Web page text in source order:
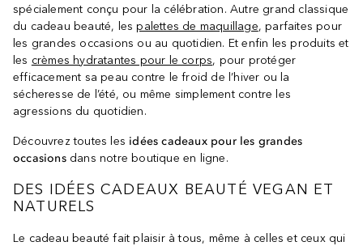
spécialement conçu pour la célébration. Autre grand classique
du cadeau beauté, lespalettes de maquillage, parfaites pour
les grandes occasions ou au quotidien. Et enfin les produits et
les crèmes hydratantes pour le corps, pour protéger
efficacement sa peau contre le froid de l’hiver ou la
sécheresse de l’été, ou même simplement contre les
agressions du quotidien.
Découvrez toutes les idées cadeaux pour les grandes
occasionsdans notre boutique en ligne.
DES IDÉES CADEAUX BEAUTÉ VEGAN ET
NATURELS
Le cadeau beauté fait plaisir à tous, même à celles et ceux qui